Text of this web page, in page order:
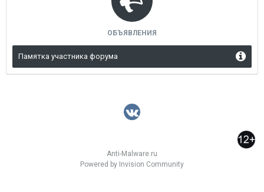
ОБЪЯВЛЕНИЯ
Памятка участника форума
Anti-Malware.ru
Powered by Invision Community